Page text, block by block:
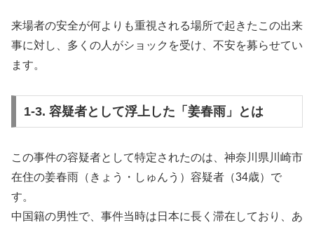
来場者の安全が何よりも重視される場所で起きたこの出来
事に対し、多くの人がショックを受け、不安を募らせてい
ます。
1-3. 容疑者として浮上した「姜春雨」とは
この事件の容疑者として特定されたのは、神奈川県川崎市
在住の姜春雨（きょう・しゅんう）容疑者（34歳）で
す。
中国籍の男性で、事件当時は日本に長く滞在しており、あ